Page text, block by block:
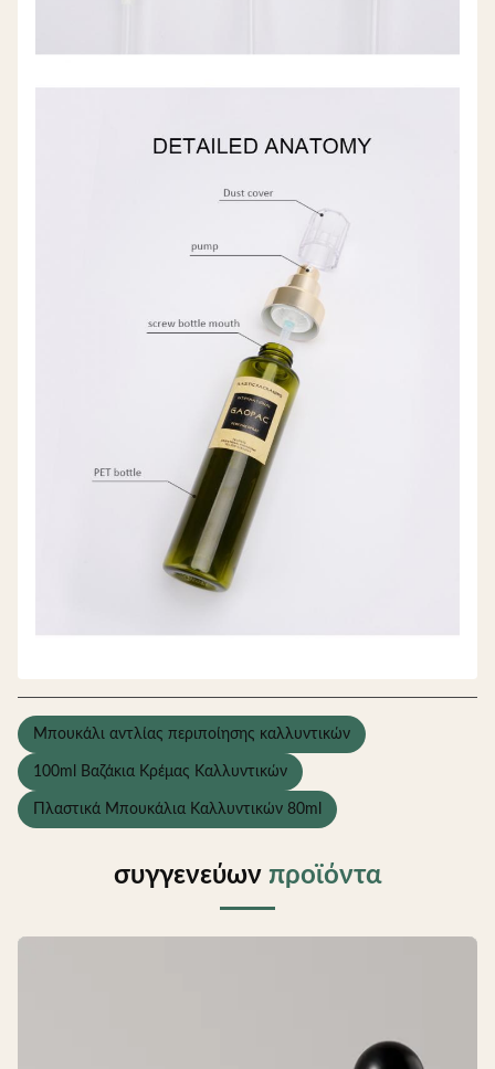
Μπουκάλι αντλίας περιποίησης καλλυντικών
100ml Βαζάκια Κρέμας Καλλυντικών
Πλαστικά Μπουκάλια Καλλυντικών 80ml
συγγενεύων προϊόντα